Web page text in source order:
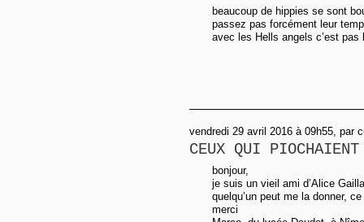
beaucoup de hippies se sont
passez pas forcément leur
avec les Hells angels c’est
vendredi 29 avril 2016 à 09h55, par
CEUX QUI PIOCHAIENT
bonjour,
je suis un vieil ami d’Alice
quelqu’un peut me la donner,
merci